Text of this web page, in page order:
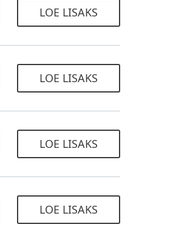
LOE LISAKS
LOE LISAKS
LOE LISAKS
LOE LISAKS